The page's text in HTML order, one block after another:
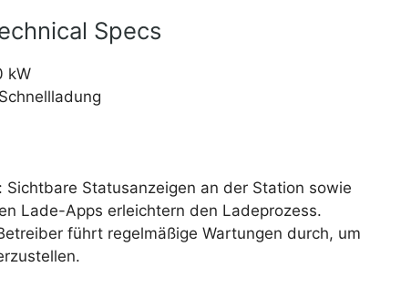
Specs
kW
Sichtbare Statusanzeigen an der Station sowie
Lade-Apps erleichtern den Ladeprozess.
führt regelmäßige Wartungen durch, um